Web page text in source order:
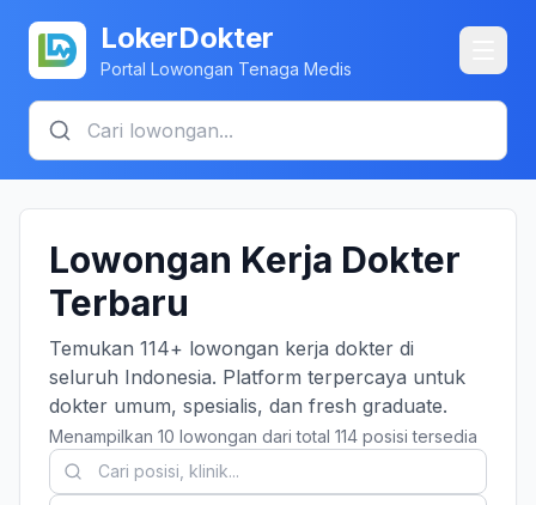
LokerDokter
Portal Lowongan Tenaga Medis
Lowongan Kerja Dokter
Terbaru
Temukan 114+ lowongan kerja dokter di
seluruh Indonesia. Platform terpercaya untuk
dokter umum, spesialis, dan fresh graduate.
Menampilkan 10 lowongan dari total 114 posisi tersedia